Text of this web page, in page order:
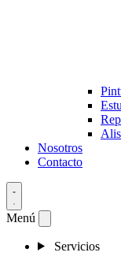
Nosotros
Contacto
Menú
Servicios